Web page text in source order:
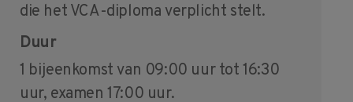
die het VCA-diploma verplicht stelt.
Duur
1 bijeenkomst van 09:00 uur tot 16:30
uur, examen 17:00 uur.